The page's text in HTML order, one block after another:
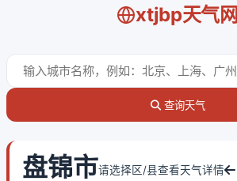
xtjbp天气网
查询天气
盘锦市请选择区/县查看天气详情